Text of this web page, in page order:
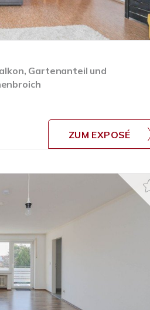
Gartenanteil und
ZUM EXPOSÉ